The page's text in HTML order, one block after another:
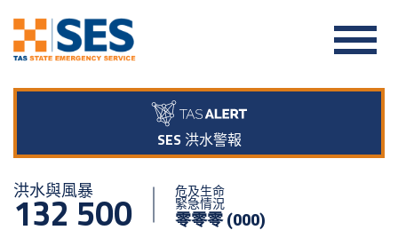
SES 洪水警報
洪水與風暴
132 500
危及生命
緊急情況
零零零 (000)